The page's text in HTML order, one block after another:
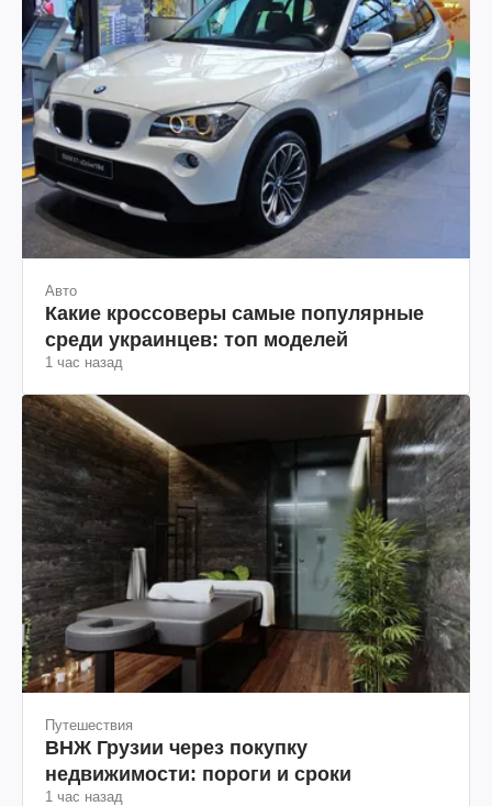
Авто
Какие кроссоверы самые популярные
среди украинцев: топ моделей
1 час назад
Путешествия
ВНЖ Грузии через покупку
недвижимости: пороги и сроки
1 час назад